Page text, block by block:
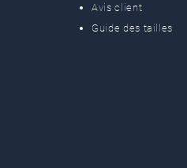
Avis client
Guide des tailles